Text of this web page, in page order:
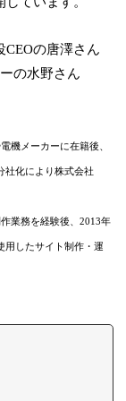
CEOの唐澤さん
の水野さん
機メーカーに在籍後、
社化により株式会社
業務を経験後、2013年
用したサイト制作・運